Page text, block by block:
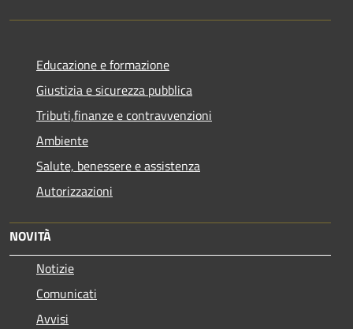
Educazione e formazione
Giustizia e sicurezza pubblica
Tributi,finanze e contravvenzioni
Ambiente
Salute, benessere e assistenza
Autorizzazioni
NOVITÀ
Notizie
Comunicati
Avvisi